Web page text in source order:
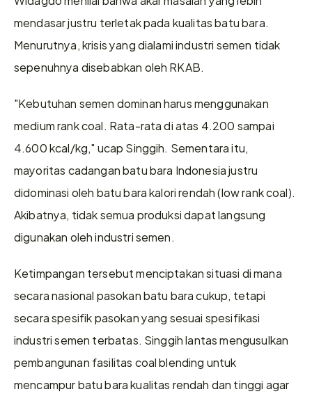
mendasar justru terletak pada kualitas batu bara.
Menurutnya, krisis yang dialami industri semen tidak
sepenuhnya disebabkan oleh RKAB.
"Kebutuhan semen dominan harus menggunakan
medium rank coal. Rata-rata di atas 4.200 sampai
4.600 kcal/kg," ucap Singgih. Sementara itu,
mayoritas cadangan batu bara Indonesia justru
didominasi oleh batu bara kalori rendah (low rank coal).
Akibatnya, tidak semua produksi dapat langsung
digunakan oleh industri semen.
Ketimpangan tersebut menciptakan situasi di mana
secara nasional pasokan batu bara cukup, tetapi
secara spesifik pasokan yang sesuai spesifikasi
industri semen terbatas. Singgih lantas mengusulkan
pembangunan fasilitas coal blending untuk
mencampur batu bara kualitas rendah dan tinggi agar